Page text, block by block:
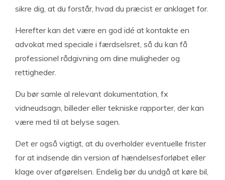
sikre dig, at du forstår, hvad du præcist er anklaget for.
Herefter kan det være en god idé at kontakte en
advokat med speciale i færdselsret, så du kan få
professionel rådgivning om dine muligheder og
rettigheder.
Du bør samle al relevant dokumentation, fx
vidneudsagn, billeder eller tekniske rapporter, der kan
være med til at belyse sagen.
Det er også vigtigt, at du overholder eventuelle frister
for at indsende din version af hændelsesforløbet eller
klage over afgørelsen. Endelig bør du undgå at køre bil,